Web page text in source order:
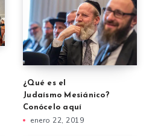
¿Qué es el
Judaísmo Mesiánico?
Conócelo aquí
enero 22, 2019